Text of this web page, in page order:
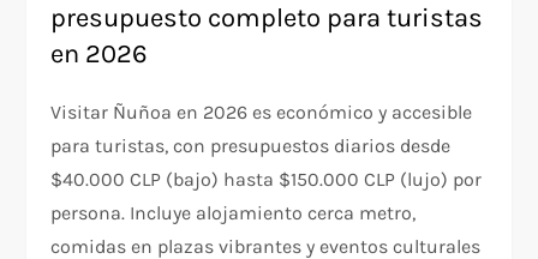
presupuesto completo para turistas
en 2026
Visitar Ñuñoa en 2026 es económico y accesible
para turistas, con presupuestos diarios desde
$40.000 CLP (bajo) hasta $150.000 CLP (lujo) por
persona. Incluye alojamiento cerca metro,
comidas en plazas vibrantes y eventos culturales